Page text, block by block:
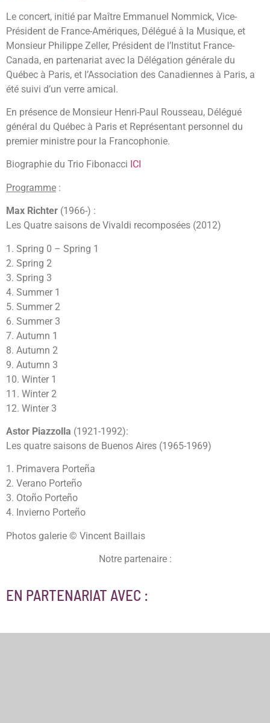
Le concert, initié par Maître Emmanuel Nommick, Vice-
Président de France-Amériques, Délégué à la Musique, et
Monsieur Philippe Zeller, Président de l’Institut France-
Canada, en partenariat avec la Délégation générale du
Québec à Paris, et l’Association des Canadiennes à Paris, a
été suivi d’un verre amical.
En présence de Monsieur Henri-Paul Rousseau, Délégué
général du Québec à Paris et Représentant personnel du
premier ministre pour la Francophonie.
Biographie du Trio Fibonacci ICI
Programme :
Max Richter (1966-) :
Les Quatre saisons de Vivaldi recomposées (2012)
1. Spring 0 – Spring 1
2. Spring 2
3. Spring 3
4. Summer 1
5. Summer 2
6. Summer 3
7. Autumn 1
8. Autumn 2
9. Autumn 3
10. Winter 1
11. Winter 2
12. Winter 3
Astor Piazzolla (1921-1992):
Les quatre saisons de Buenos Aires (1965-1969)
1. Primavera Porteña
2. Verano Porteño
3. Otoño Porteño
4. Invierno Porteño
Photos galerie © Vincent Baillais
Notre partenaire :
EN PARTENARIAT AVEC :